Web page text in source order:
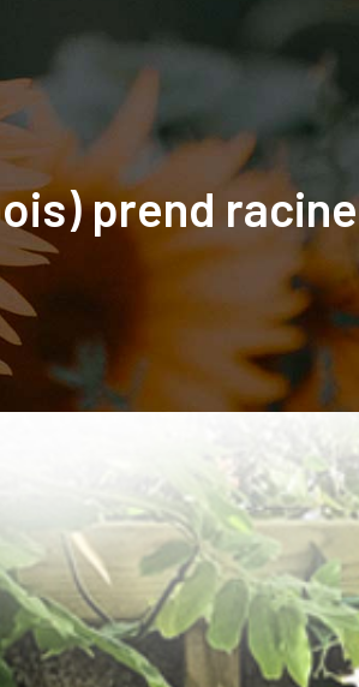
Élagage Étude
prend racine